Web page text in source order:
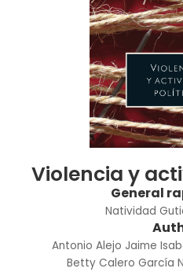
Violencia y
General
Natividad
Antonio Alejo Jaime
Betty Calero García